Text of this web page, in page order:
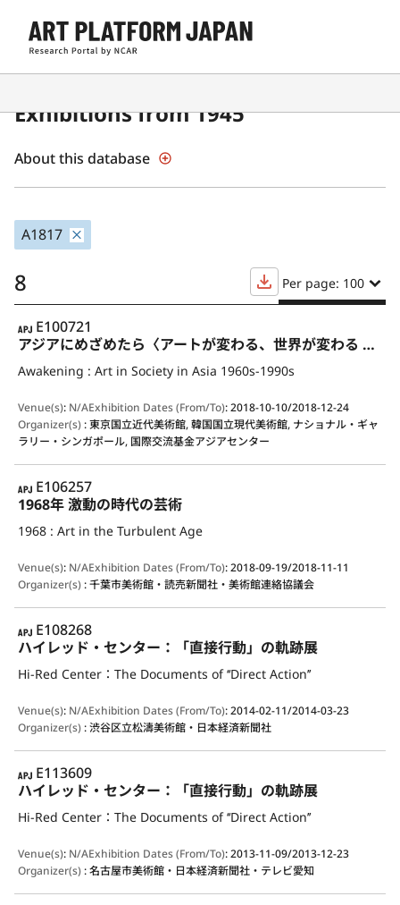
Contemporary Japanese Art
Exhibitions from 1945
About this database
A1817
8 Per page: 100
APJ
E100721
アジアにめざめたら〈アートが変わる、世界が変わる 1960-1990年代〉
Awakening : Art in Society in Asia 1960s-1990s
Venue(s): N/AExhibition Dates (From/To):2018-10-10/2018-12-24
Organizer(s):東京国立近代美術館, 韓国国立現代美術館, ナショナル・ギャ
ラリー・シンガポール, 国際交流基金アジアセンター
APJ
E106257
1968年 激動の時代の芸術
1968 : Art in the Turbulent Age
Venue(s): N/AExhibition Dates (From/To):2018-09-19/2018-11-11
Organizer(s):千葉市美術館・読売新聞社・美術館連絡協議会
APJ
E108268
ハイレッド・センター：「直接行動」の軌跡展
Hi-Red Center：The Documents of ‘‘Direct Action’’
Venue(s): N/AExhibition Dates (From/To):2014-02-11/2014-03-23
Organizer(s):渋谷区立松濤美術館・日本経済新聞社
APJ
E113609
ハイレッド・センター：「直接行動」の軌跡展
Hi-Red Center：The Documents of ‘‘Direct Action’’
Venue(s): N/AExhibition Dates (From/To):2013-11-09/2013-12-23
Organizer(s):名古屋市美術館・日本経済新聞社・テレビ愛知